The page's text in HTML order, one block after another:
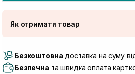
Як отримати товар
Самовивіз м. Луцьк, вул.
Самовивіз м. Львів, вул.
Безкоштовна доставка на суму
Безпечна та швидка оплата